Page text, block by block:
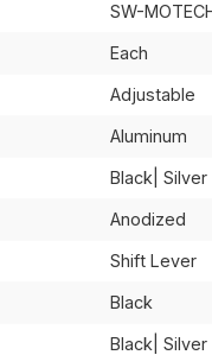
SW-
Each
Adjustable
Aluminum
Black| Silver
Anodized
Shift Lever
Black
Black| Silver